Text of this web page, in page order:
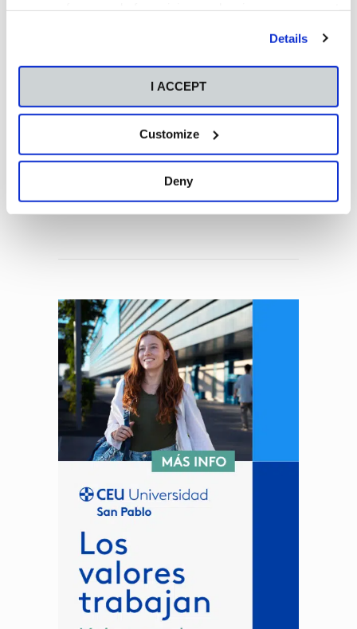
Details
I ACCEPT
Customize
Deny
entre tus opciones finalistas
4 de agosto de 2026
¿Qué es People Analytics y
por qué está
del talento?